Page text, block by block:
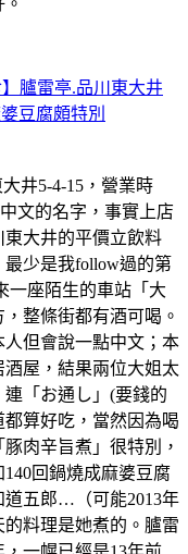
臚雷亭.品川東大井
豆腐頗特別
井5-4-15，營業時
文的名字，事實上店
大井的平價立飲料
少是我follow過的第
一座陌生的車站「大
整條街都有酒可喝。
但會說一點中文；本
屋，結果兩位大姐太
「お通し」(要錢的
算好吃，當然因為喝
肉辛旨煮」很特別，
回鍋燒成麻婆豆腐
道五郎…（可能2013年
料理是她煮的。臚雷